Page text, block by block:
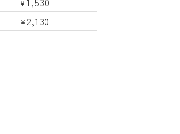
¥
¥2,130